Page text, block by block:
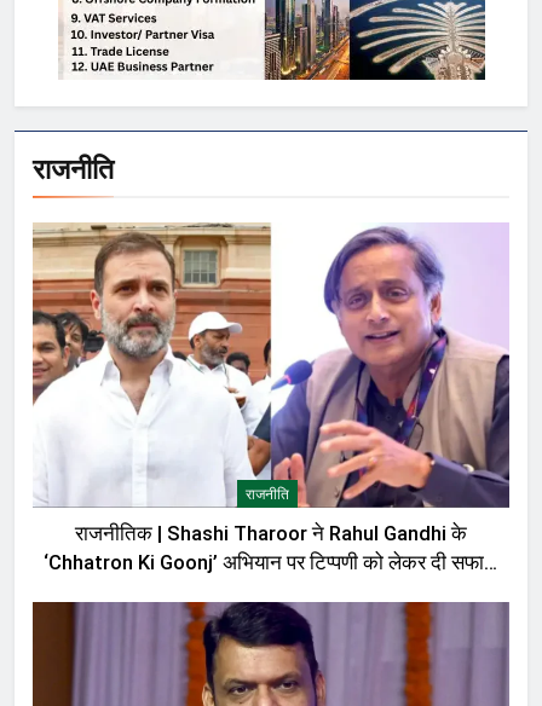
राजनीति
राजनीति
राजनीतिक | Shashi Tharoor ने Rahul Gandhi के
‘Chhatron Ki Goonj’ अभियान पर टिप्पणी को लेकर दी सफाई,